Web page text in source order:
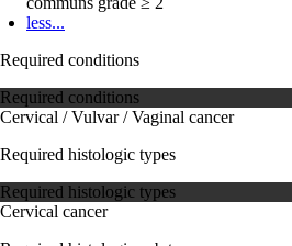
less...
Required conditions
Required conditions
Cervical / Vulvar / Vaginal cancer
Required histologic types
Required histologic types
Cervical cancer